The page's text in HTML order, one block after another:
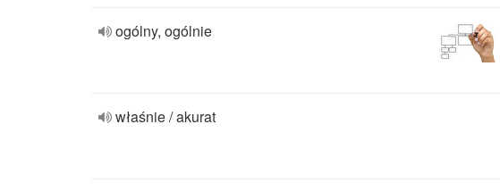
ogólny, ogólnie
właśnie / akurat